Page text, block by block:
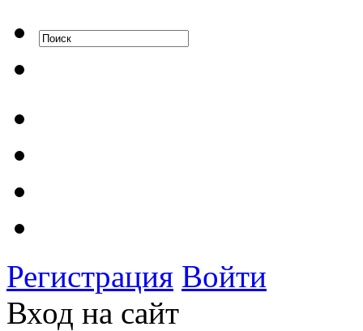
Регистрация Войти
Вход на сайт